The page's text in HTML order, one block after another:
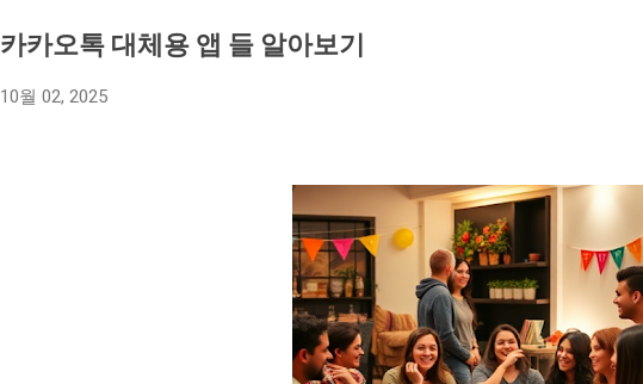
카카오톡 대체용 앱 들 알아보기
10월 02, 2025